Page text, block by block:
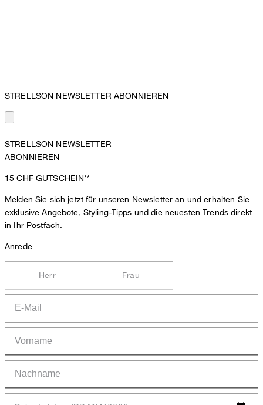
STRELLSON NEWSLETTER ABONNIEREN
STRELLSON NEWSLETTER
ABONNIEREN
15 CHFGUTSCHEIN**
Melden Sie sich jetzt für unseren Newsletter an und erhalten Sie
exklusive Angebote, Styling-Tipps und die neuesten Trends direkt
in Ihr Postfach.
Anrede
Herr Frau